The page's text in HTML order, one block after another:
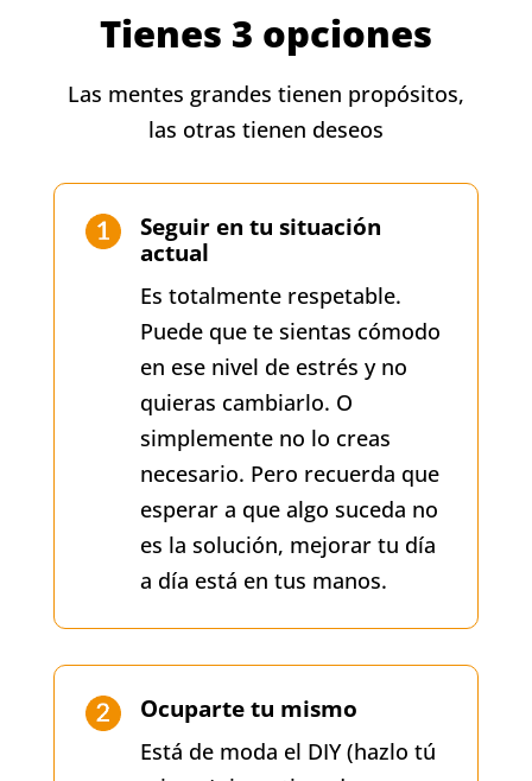
Tienes 3 opciones
Las mentes grandes tienen propósitos,
las otras tienen deseos
Seguir en tu situación
actual
Es totalmente respetable.
Puede que te sientas cómodo
en ese nivel de estrés y no
quieras cambiarlo. O
simplemente no lo creas
necesario. Pero recuerda que
esperar a que algo suceda no
es la solución, mejorar tu día
a día está en tus manos.
Ocuparte tu mismo
Está de moda el DIY (hazlo tú